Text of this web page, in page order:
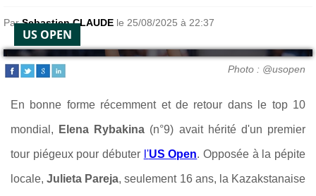
ParSebastien CLAUDE le 25/08/2025 à 22:37
US OPEN
Photo : @usopen
En bonne forme récemment et de retour dans le top 10
mondial, Elena Rybakina (n°9) avait hérité d'un premier
tour piégeux pour débuter l'US Open. Opposée à la pépite
locale, Julieta Pareja, seulement 16 ans, la Kazakstanaise